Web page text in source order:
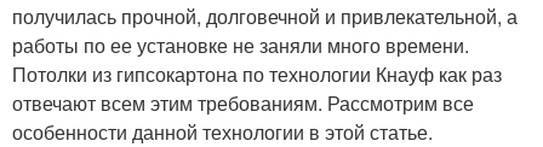
получилась прочной, долговечной и привлекательной, а
работы по ее установке не заняли много времени.
Потолки из гипсокартона по технологии Кнауф как раз
отвечают всем этим требованиям. Рассмотрим все
особенности данной технологии в этой статье.